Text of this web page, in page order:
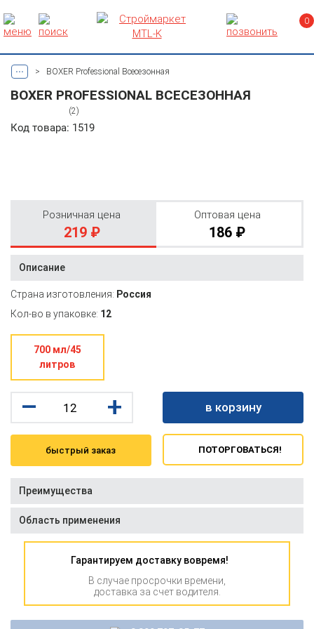
0
... > BOXER Professional Всесезонная
BOXER PROFESSIONAL ВСЕСЕЗОННАЯ
(2)
Код товара: 1519
Розничная цена
219 ₽
Оптовая цена
186 ₽
Описание
Страна изготовления: Россия
Кол-во в упаковке: 12
700 мл/45
литров
– + в корзину
быстрый заказ ПОТОРГОВАТЬСЯ!
Преимущества
Область применения
Гарантируем доставку вовремя!
В случае просрочки времени,
доставка за счет водителя.